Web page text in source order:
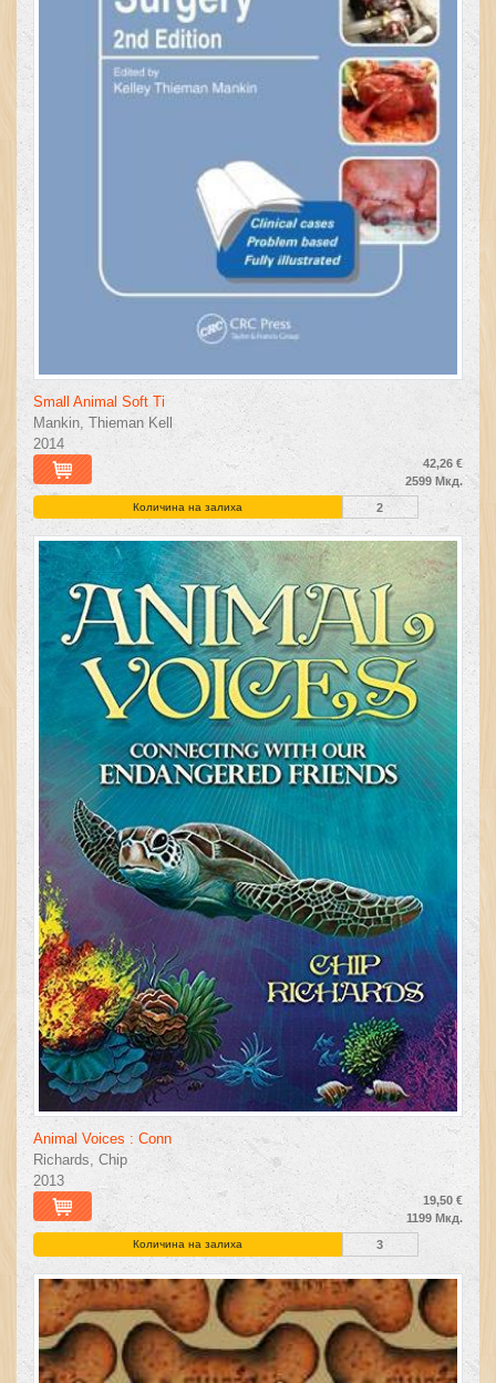
Small Animal Soft Ti
Mankin, Thieman Kell
2014
42,26 €
2599 Мкд.
Количина на залиха 2
Animal Voices : Conn
Richards, Chip
2013
19,50 €
1199 Мкд.
Количина на залиха 3